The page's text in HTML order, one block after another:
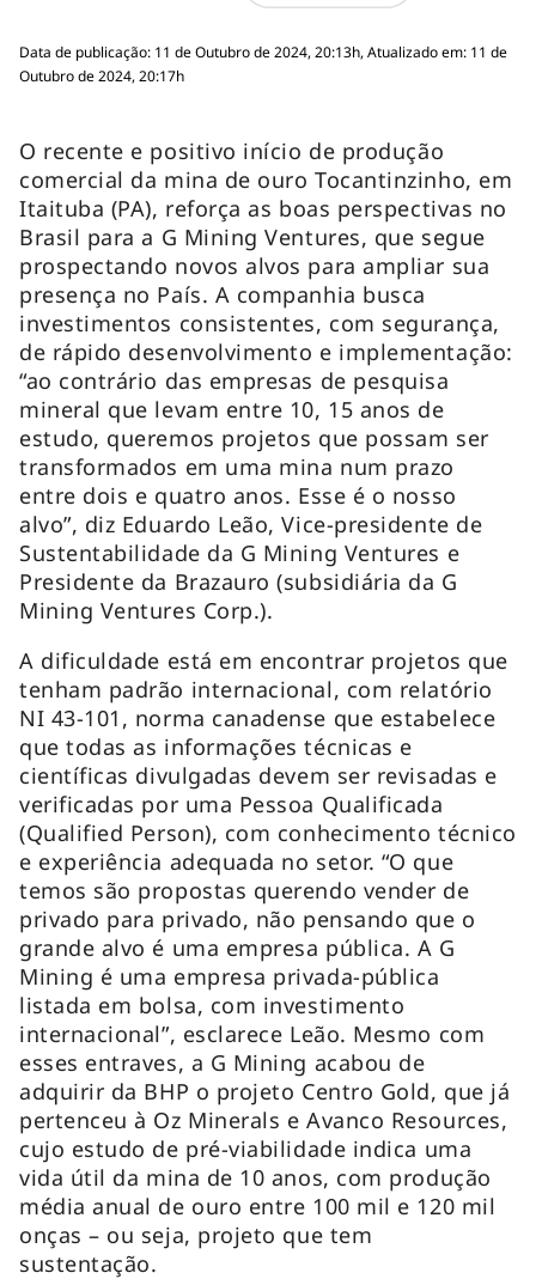
Data de publicação: 11 de Outubro de 2024, 20:13h, Atualizado em: 11 de
Outubro de 2024, 20:17h
O recente e positivo início de produção
comercial da mina de ouro Tocantinzinho, em
Itaituba (PA), reforça as boas perspectivas no
Brasil para a G Mining Ventures, que segue
prospectando novos alvos para ampliar sua
presença no País. A companhia busca
investimentos consistentes, com segurança,
de rápido desenvolvimento e implementação:
“ao contrário das empresas de pesquisa
mineral que levam entre 10, 15 anos de
estudo, queremos projetos que possam ser
transformados em uma mina num prazo
entre dois e quatro anos. Esse é o nosso
alvo”, diz Eduardo Leão, Vice-presidente de
Sustentabilidade da G Mining Ventures e
Presidente da Brazauro (subsidiária da G
Mining Ventures Corp.).
A dificuldade está em encontrar projetos que
tenham padrão internacional, com relatório
NI 43-101, norma canadense que estabelece
que todas as informações técnicas e
científicas divulgadas devem ser revisadas e
verificadas por uma Pessoa Qualificada
(Qualified Person), com conhecimento técnico
e experiência adequada no setor. “O que
temos são propostas querendo vender de
privado para privado, não pensando que o
grande alvo é uma empresa pública. A G
Mining é uma empresa privada-pública
listada em bolsa, com investimento
internacional”, esclarece Leão. Mesmo com
esses entraves, a G Mining acabou de
adquirir da BHP o projeto Centro Gold, que já
pertenceu à Oz Minerals e Avanco Resources,
cujo estudo de pré-viabilidade indica uma
vida útil da mina de 10 anos, com produção
média anual de ouro entre 100 mil e 120 mil
onças – ou seja, projeto que tem
sustentação.